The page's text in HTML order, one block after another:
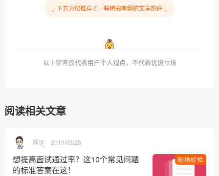
↓ 下方为您推荐了一些精彩有趣的文章热评 ↓
以上留言仅代表用户个人观点，不代表优设立场
阅读相关文章
程远 2019/03/25
职场经验
想提高面试通过率？这10个常见问题
的标准答案在这！